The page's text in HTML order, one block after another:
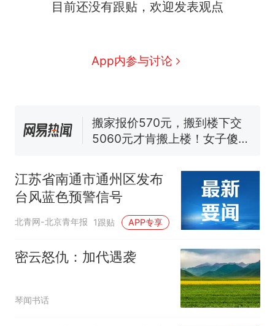
目前还没有跟贴，欢迎发表观点
App内参与讨论
热 那个在床头放菜刀的女孩，
因老师一句“跟我回家”改写了
协会回应
搬家报价570元，搬到楼下交
5060元才肯搬上楼！女子傻眼
力已达15级 最新研判
佛山一中学招聘物理教师，笔
试前13名均遭淘汰？教育局：
已叫停招聘，成立调查组全面
笔试第一被第二名传话劝弃考
热 那个在床头放菜刀的女孩，
因老师一句“跟我回家”改写了
江苏省南通市通州区发布
台风蓝色预警信号
北青网-北京青年报 1跟贴 APP专享
密云怒仇：加代遇袭
琴闻书话